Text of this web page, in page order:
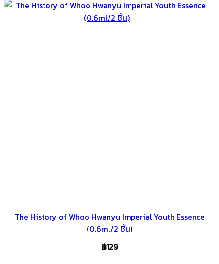
The History of Whoo Hwanyu Imperial Youth Essence
(0.6ml/2 ชิ้น)⁣⁣
฿129